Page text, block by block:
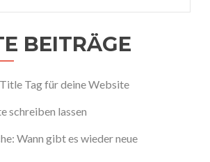
BEITRÄGE
Tag für deine Website
schreiben lassen
Wann gibt es wieder neue